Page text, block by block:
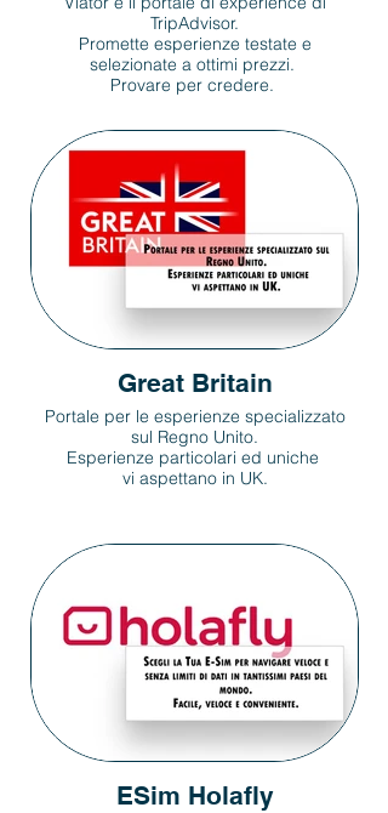
TripAdvisor.
Promette esperienze testate e
selezionate a ottimi prezzi.
Provare per credere.
Great Britain
Portale per le esperienze specializzato
sul Regno Unito.
Esperienze particolari ed uniche
vi aspettano in UK.
ESim Holafly